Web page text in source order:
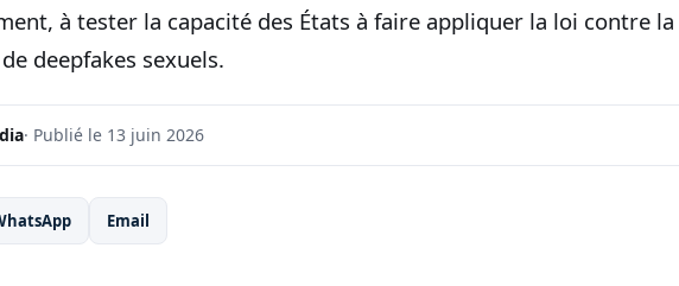
à tester la capacité des États à faire appliquer la loi contre la
deepfakes sexuels.
· Publié le 13 juin 2026
Email